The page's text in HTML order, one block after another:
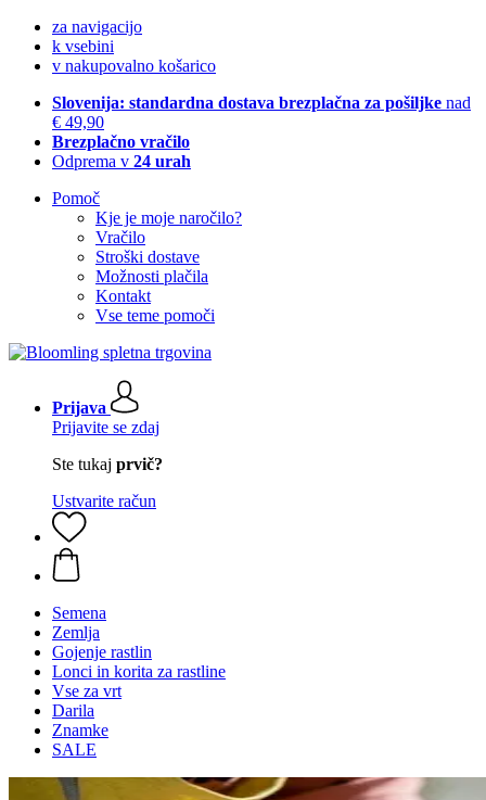
za navigacijo
k vsebini
v nakupovalno košarico
Slovenija: standardna dostava brezplačna za pošiljke nad
€ 49,90
Brezplačno vračilo
Odprema v 24 urah
Pomoč
Kje je moje naročilo?
Vračilo
Stroški dostave
Možnosti plačila
Kontakt
Vse teme pomoči
Prijava
Prijavite se zdaj
Ste tukaj prvič?
Ustvarite račun
Semena
Zemlja
Gojenje rastlin
Lonci in korita za rastline
Vse za vrt
Darila
Znamke
SALE